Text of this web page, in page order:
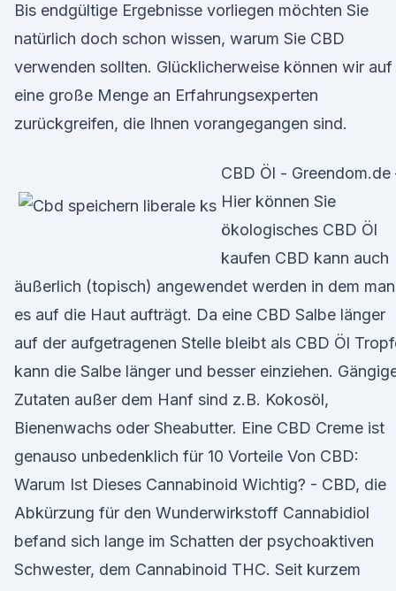
Bis endgültige Ergebnisse vorliegen möchten Sie
natürlich doch schon wissen, warum Sie CBD
verwenden sollten. Glücklicherweise können wir auf
eine große Menge an Erfahrungsexperten
zurückgreifen, die Ihnen vorangegangen sind.
CBD Öl - Greendom.de
Hier können Sie
ökologisches CBD Öl
kaufen CBD kann auch
äußerlich (topisch) angewendet werden in dem man
es auf die Haut aufträgt. Da eine CBD Salbe länger
auf der aufgetragenen Stelle bleibt als CBD Öl
kann die Salbe länger und besser einziehen.
Zutaten außer dem Hanf sind z.B. Kokosöl,
Bienenwachs oder Sheabutter. Eine CBD Creme ist
genauso unbedenklich für 10 Vorteile Von CBD:
Warum Ist Dieses Cannabinoid Wichtig? - CBD, die
Abkürzung für den Wunderwirkstoff Cannabidiol
befand sich lange im Schatten der psychoaktiven
Schwester, dem Cannabinoid THC. Seit kurzem